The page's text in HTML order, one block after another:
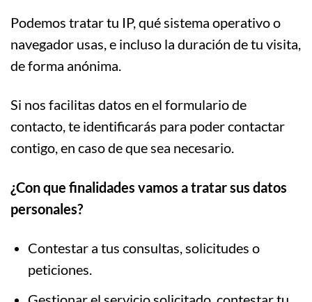
Podemos tratar tu IP, qué sistema operativo o
navegador usas, e incluso la duración de tu visita,
de forma anónima.
Si nos facilitas datos en el formulario de
contacto, te identificarás para poder contactar
contigo, en caso de que sea necesario.
¿Con que finalidades vamos a tratar sus datos
personales?
Contestar a tus consultas, solicitudes o
peticiones.